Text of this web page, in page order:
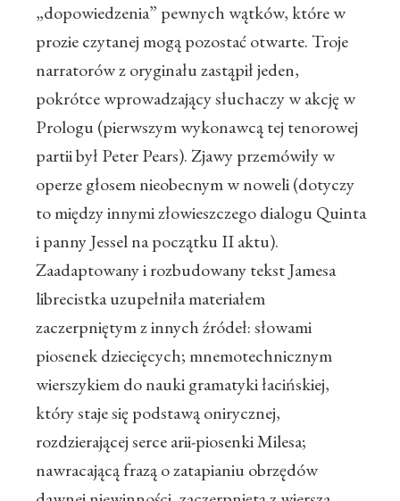
„dopowiedzenia” pewnych wątków, które w
prozie czytanej mogą pozostać otwarte. Troje
narratorów z oryginału zastąpił jeden,
pokrótce wprowadzający słuchaczy w akcję w
Prologu (pierwszym wykonawcą tej tenorowej
partii był Peter Pears). Zjawy przemówiły w
operze głosem nieobecnym w noweli (dotyczy
to między innymi złowieszczego dialogu Quinta
i panny Jessel na początku II aktu).
Zaadaptowany i rozbudowany tekst Jamesa
librecistka uzupełniła materiałem
zaczerpniętym z innych źródeł: słowami
piosenek dziecięcych; mnemotechnicznym
wierszykiem do nauki gramatyki łacińskiej,
który staje się podstawą onirycznej,
rozdzierającej serce arii-piosenki Milesa;
nawracającą frazą o zatapianiu obrzędów